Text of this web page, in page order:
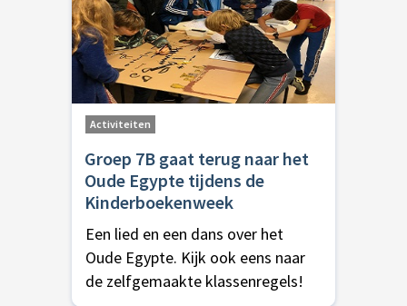
Activiteiten
Groep 7B gaat terug naar het
Oude Egypte tijdens de
Kinderboekenweek
Een lied en een dans over het
Oude Egypte. Kijk ook eens naar
de zelfgemaakte klassenregels!